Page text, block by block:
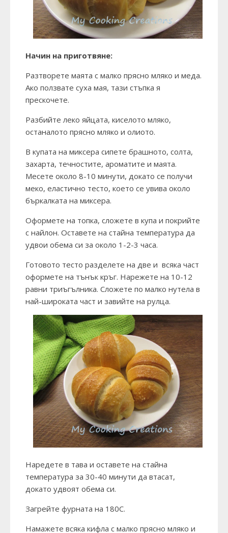
Начин на приготвяне:
Разтворете маята с малко прясно мляко и меда.
Ако ползвате суха мая, тази стъпка я
прескочете.
Разбийте леко яйцата, киселото мляко,
останалото прясно мляко и олиото.
В купата на миксера сипете брашното, солта,
захарта, течностите, ароматите и маята.
Месете около 8-10 минути, докато се получи
меко, еластично тесто, което се увива около
бъркалката на миксера.
Оформете на топка, сложете в купа и покрийте
с найлон. Оставете на стайна температура да
удвои обема си за около 1-2-3 часа.
Готовото тесто разделете на две и всяка част
оформете на тънък кръг. Нарежете на 10-12
равни триъгълника. Сложете по малко нутела в
най-широката част и завийте на рулца.
Наредете в тава и оставете на стайна
температура за 30-40 минути да втасат,
докато удвоят обема си.
Загрейте фурната на 180С.
Намажете всяка кифла с малко прясно мляко и